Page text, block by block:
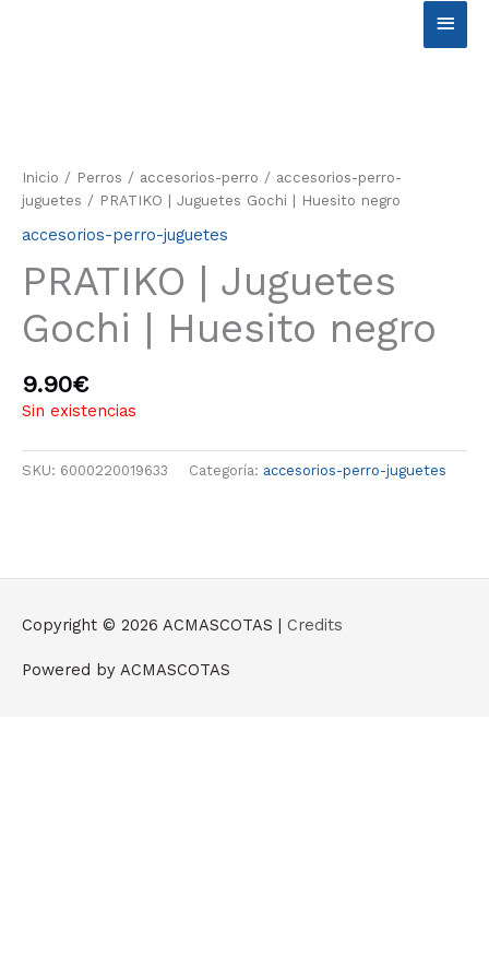
Inicio / Perros / accesorios-perro / accesorios-perro-
juguetes / PRATIKO | Juguetes Gochi | Huesito negro
accesorios-perro-juguetes
PRATIKO | Juguetes
Gochi | Huesito negro
9.90€
Sin existencias
SKU: 6000220019633 Categoría: accesorios-perro-juguetes
Copyright © 2026 ACMASCOTAS | Credits
Powered by ACMASCOTAS